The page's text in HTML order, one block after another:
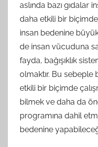
aslında bazı gıdalar
daha etkili bir biçimde
insan bedenine
de insan vücuduna
fayda, bağışıklık
olmaktır. Bu sebeple
etkili bir biçimde
bilmek ve daha da
programına dahil
bedenine